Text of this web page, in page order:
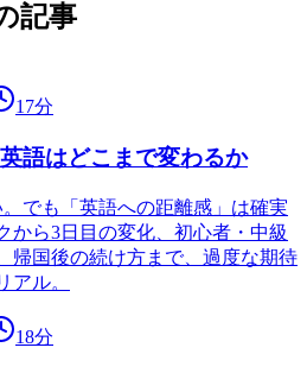
記事
17分
語はどこまで変わるか
でも「英語への距離感」は確実
から3日目の変化、初心者・中級
帰国後の続け方まで、過度な期待
アル。
18分